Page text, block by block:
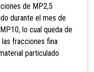
de MP2,5
durante el mes de
lo cual queda de
fracciones fina
particulado